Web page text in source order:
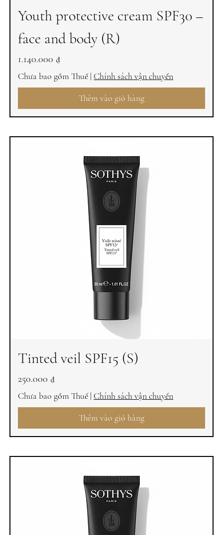
Youth protective cream SPF30 –
face and body (R)
Giá
1.140.000 ₫
Chưa bao gồm Thuế| Chính sách vận chuyển
Thêm vào giỏ hàng
Tinted veil SPF15 (S)
Giá
250.000 ₫
Chưa bao gồm Thuế| Chính sách vận chuyển
Thêm vào giỏ hàng